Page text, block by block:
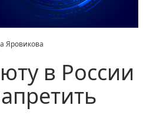
Яровикова
в России